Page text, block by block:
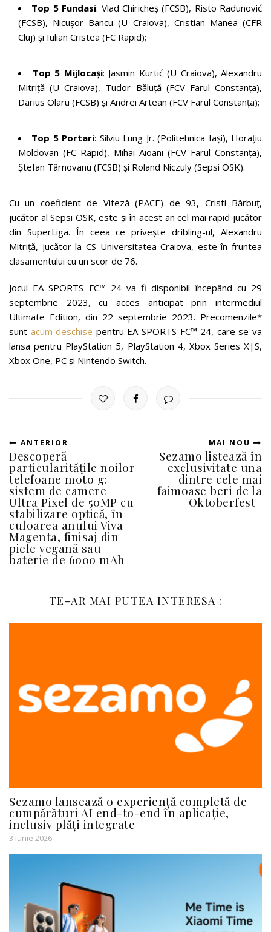
Top 5 Fundasi: Vlad Chiricheș (FCSB), Risto Radunović
(FCSB), Nicușor Bancu (U Craiova), Cristian Manea (CFR
Cluj) și Iulian Cristea (FC Rapid);
Top 5 Mijlocași: Jasmin Kurtić (U Craiova), Alexandru
Mitriță (U Craiova), Tudor Băluță (FCV Farul Constanța),
Darius Olaru (FCSB) și Andrei Artean (FCV Farul Constanța);
Top 5 Portari: Silviu Lung Jr. (Politehnica Iași), Horațiu
Moldovan (FC Rapid), Mihai Aioani (FCV Farul Constanța),
Ștefan Târnovanu (FCSB) și Roland Niczuly (Sepsi OSK).
Cu un coeficient de Viteză (PACE) de 93, Cristi Bărbuț,
jucător al Sepsi OSK, este și în acest an cel mai rapid jucător
din SuperLiga. În ceea ce privește dribling-ul, Alexandru
Mitriță, jucător la CS Universitatea Craiova, este în fruntea
clasamentului cu un scor de 76.
Jocul EA SPORTS FC™ 24 va fi disponibil începând cu 29
septembrie 2023, cu acces anticipat prin intermediul
Ultimate Edition, din 22 septembrie 2023. Precomenzile*
sunt acum deschise pentru EA SPORTS FC™ 24, care se va
lansa pentru PlayStation 5, PlayStation 4, Xbox Series X|S,
Xbox One, PC și Nintendo Switch.
ANTERIOR
Descoperă
particularitățile noilor
telefoane moto g:
sistem de camere
Ultra Pixel de 50MP cu
stabilizare optică, în
culoarea anului Viva
Magenta, finisaj din
piele vegană sau
baterie de 6000 mAh
MAI NOU
Sezamo listează în
exclusivitate una
dintre cele mai
faimoase beri de la
Oktoberfest
TE-AR MAI PUTEA INTERESA :
Sezamo lansează o experiență completă de
cumpărături AI end-to-end în aplicație,
inclusiv plăți integrate
3 iunie 2026